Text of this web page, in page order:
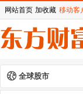
全球股市
网站首页 加收藏 移动客